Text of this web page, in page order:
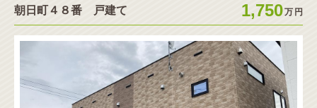
テラスハウス・タウンハウス 収益・事業
店舗・事務所 倉庫・工場 ホテル 駐車場
朝日町４８番 戸建て 1,750万 円